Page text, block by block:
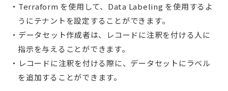
Terraform を使用して、Data Labeling を使用するよ
うにテナントを設定することができます。
データセット作成者は、レコードに注釈を付ける人に
指示を与えることができます。
レコードに注釈を付ける際に、データセットにラベル
を追加することができます。